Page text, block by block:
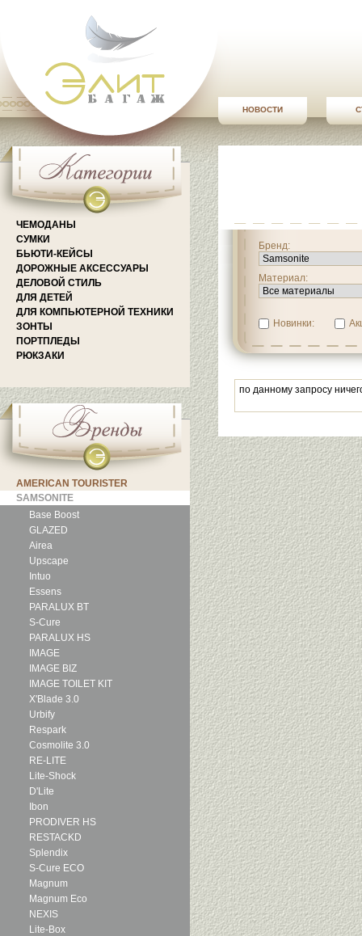
НОВОСТИ
ЧЕМОДАНЫ
СУМКИ
БЬЮТИ-КЕЙСЫ
ДОРОЖНЫЕ АКСЕССУАРЫ
ДЕЛОВОЙ СТИЛЬ
ДЛЯ ДЕТЕЙ
ДЛЯ КОМПЬЮТЕРНОЙ ТЕХНИКИ
ЗОНТЫ
ПОРТПЛЕДЫ
РЮКЗАКИ
AMERICAN TOURISTER
SAMSONITE
Base Boost
GLAZED
Airea
Upscape
Intuo
Essens
PARALUX BT
S-Cure
PARALUX HS
IMAGE
IMAGE BIZ
IMAGE TOILET KIT
X'Blade 3.0
Urbify
Respark
Cosmolite 3.0
RE-LITE
Lite-Shock
D'Lite
Ibon
PRODIVER HS
RESTACKD
Splendix
S-Cure ECO
Magnum
Magnum Eco
NEXIS
Lite-Box
Бренд:
Материал:
Новинки:
по данному запросу